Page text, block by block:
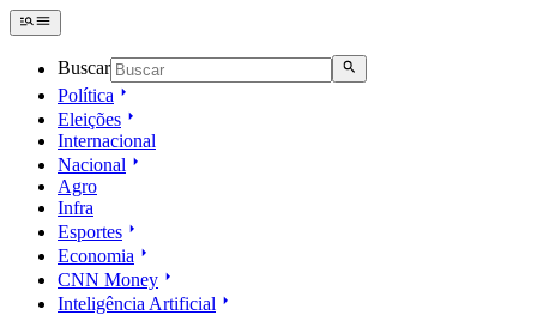
Buscar
Política
Eleições
Internacional
Nacional
Agro
Infra
Esportes
Economia
CNN Money
Inteligência Artificial